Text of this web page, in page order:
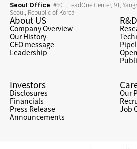
Seoul Office: #601, LeadOne Center, 91,
Seoul, Republic of Korea
About US
Company Overview
Our History
CEO message
Leadership
R&D
Investors
Disclosures
Financials
Press Release
Announcements
Our
Job